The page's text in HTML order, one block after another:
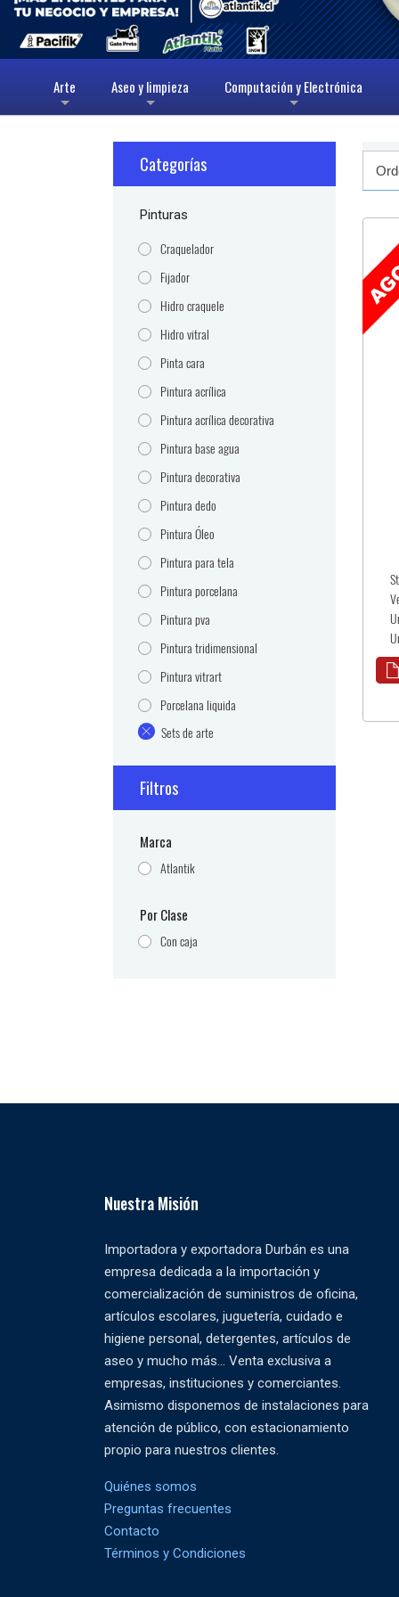
+
Arte
+
Aseo y limpieza
+
Computación y Electrónica
Categorías
Pinturas
Craquelador
Fijador
Hidro craquele
Hidro vitral
Pinta cara
Pintura acrílica
Pintura acrílica decorativa
Pintura base agua
Pintura decorativa
Pintura dedo
Pintura Óleo
Pintura para tela
Pintura porcelana
Pintura pva
Pintura tridimensional
Pintura vitrart
Porcelana liquida
Sets de arte
Filtros
Marca
Atlantik
Por Clase
Con caja
Nuestra Misión
Importadora y exportadora Durbán es una
empresa dedicada a la importación y
comercialización de suministros de oficina,
artículos escolares, juguetería, cuidado e
higiene personal, detergentes, artículos de
aseo y mucho más... Venta exclusiva a
empresas, instituciones y comerciantes.
Asimismo disponemos de instalaciones para
atención de público, con estacionamiento
propio para nuestros clientes.
Quiénes somos
Preguntas frecuentes
Contacto
Términos y Condiciones